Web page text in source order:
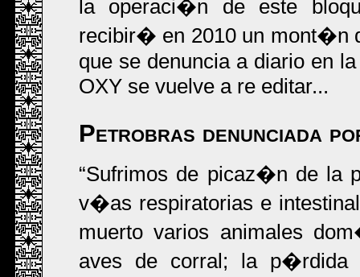
la operaci�n de este
recibir� en 2010 un mont�n
que se denuncia a diario en
OXY se vuelve a re editar...
Petrobras denunciada
Sufrimos de picaz�n de la
v�as respiratorias e
muerto varios animales
aves de corral; la p�rdida